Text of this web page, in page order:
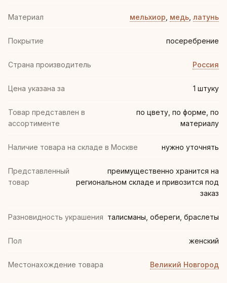
Материал мельхиор медь латунь
Покрытие посеребрение
Страна производитель Россия
Цена указана за 1 штуку
Товар представлен в
ассортименте
по цвету, по форме, по
материалу
Наличие товара на складе в Москве нужно уточнять
Представленный
товар
преимущественно хранится на
региональном складе и привозится под
заказ
Разновидность украшения талисманы, обереги, браслеты
Пол женский
Местонахождение товара Великий Новгород